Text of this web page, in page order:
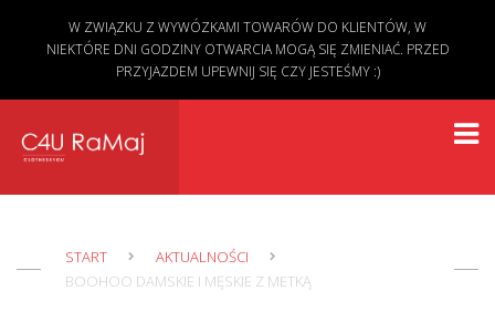
START
AKTUALNOŚCI
BOOHOO DAMSKIE I MĘSKIE Z METKĄ
W ZWIĄZKU Z WYWÓZKAMI TOWARÓW DO KLIENTÓW, W
NIEKTÓRE DNI GODZINY OTWARCIA MOGĄ SIĘ ZMIENIAĆ. PRZED
PRZYJAZDEM UPEWNIJ SIĘ CZY JESTEŚMY :)